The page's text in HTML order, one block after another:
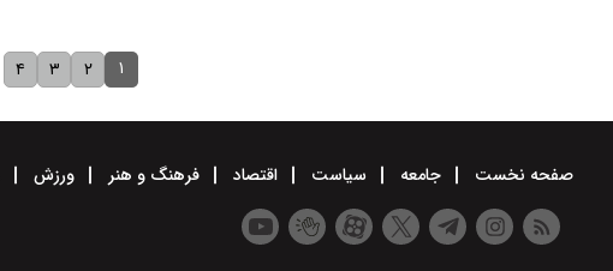
۱ ۲ ۳ ۴
صفحه نخست جامعه سیاست اقتصاد فرهنگ و هنر ورزش